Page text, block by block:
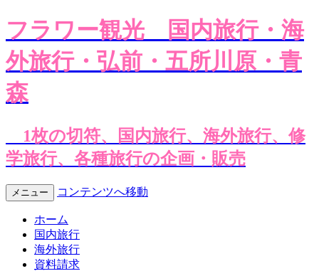
フラワー観光
国内旅行・海
外旅行・弘前・五所川原・青
森
1枚の切符、国内旅行、海外旅行、修
学旅行、各種旅行の企画・販売
メニュー コンテンツへ移動
ホーム
国内旅行
海外旅行
資料請求